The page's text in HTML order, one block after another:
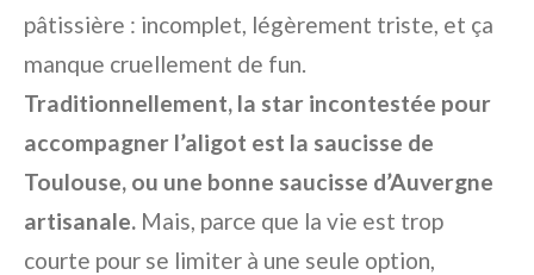
pâtissière : incomplet, légèrement triste, et ça
manque cruellement de fun.
Traditionnellement, la star incontestée pour
accompagner l’aligot est la saucisse de
Toulouse, ou une bonne saucisse d’Auvergne
artisanale. Mais, parce que la vie est trop
courte pour se limiter à une seule option,